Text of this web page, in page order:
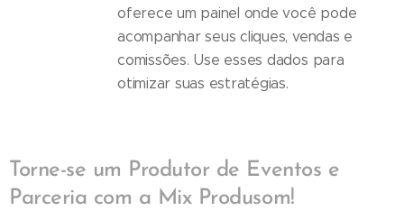
oferece um painel onde você pode
acompanhar seus cliques, vendas e
comissões. Use esses dados para
otimizar suas estratégias.
Torne-se um Produtor de Eventos e
Parceria com a Mix Produsom!